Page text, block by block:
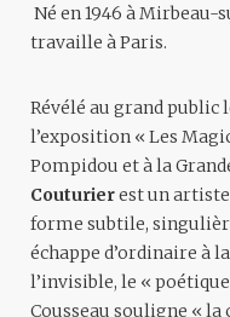
Né en 1946 à Mirbeau-
travaille à Paris.
Révélé au grand public
l’exposition « Les
Pompidou et à la
Couturierest un
forme subtile,
échappe d’ordinaire à
l’invisible, le «
Cousseau souligne «